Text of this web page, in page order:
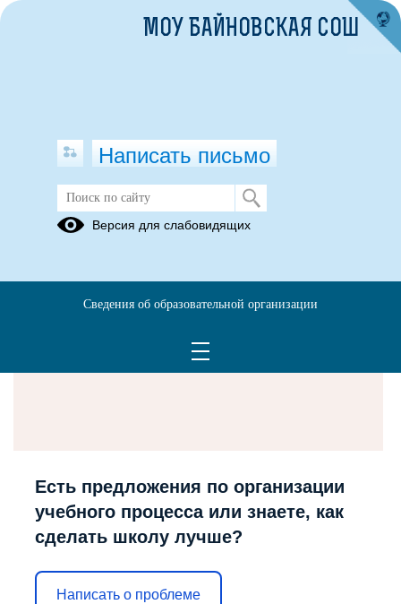
Есть предложения по организации
учебного процесса или знаете, как
сделать школу лучше?
Написать о проблеме
МОУ БАЙНОВСКАЯ СОШ
Написать письмо
Версия для слабовидящих
Сведения об образовательной организации